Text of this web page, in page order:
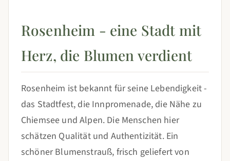
Rosenheim - eine Stadt mit
Herz, die Blumen verdient
Rosenheim ist bekannt für seine Lebendigkeit -
das Stadtfest, die Innpromenade, die Nähe zu
Chiemsee und Alpen. Die Menschen hier
schätzen Qualität und Authentizität. Ein
schöner Blumenstrauß, frisch geliefert von